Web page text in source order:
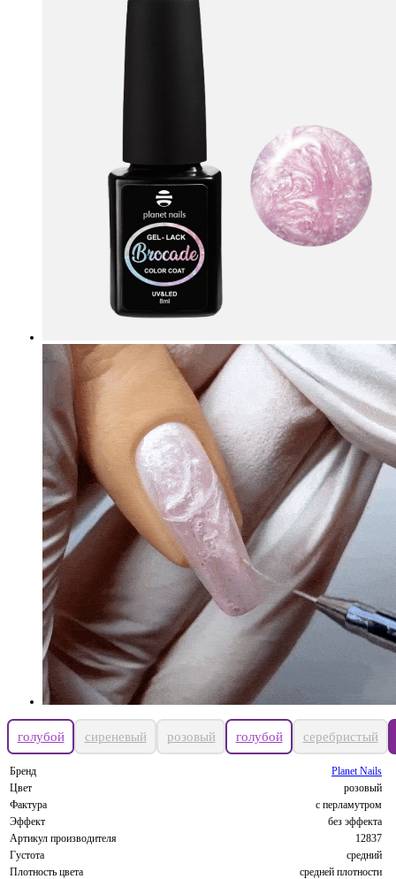
голубой сиреневый розовый голубой серебристый
Бренд
Planet Nails
Цвет
розовый
Фактура
с перламутром
Эффект
без эффекта
Артикул производителя
12837
Густота
средний
Плотность цвета
средней плотности